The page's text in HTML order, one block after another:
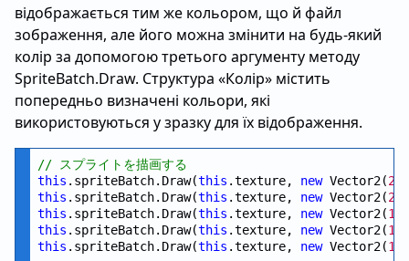
відображається тим же кольором, що й файл
зображення, але його можна змінити на будь-який
колір за допомогою третього аргументу методу
SpriteBatch.Draw. Структура «Колір» містить
попередньо визначені кольори, які
використовуються у зразку для їх відображення.
// スプライトを描画する
this .spriteBatch.Draw(this .texture, new Vector2(
this .spriteBatch.Draw(this .texture, new Vector2(
this .spriteBatch.Draw(this .texture, new Vector2(
this .spriteBatch.Draw(this .texture, new Vector2(
this .spriteBatch.Draw(this .texture, new Vector2(